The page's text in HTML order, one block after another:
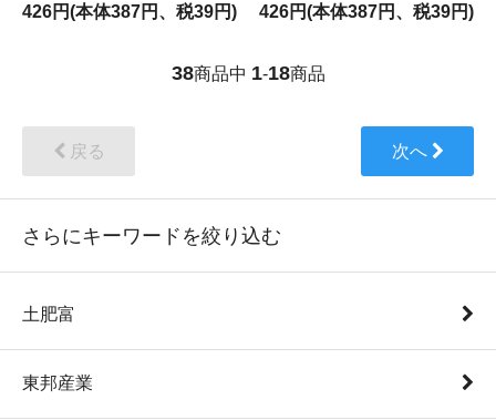
426円(本体387円、税39円)
426円(本体387円、税39円)
38商品中 1-18商品
戻る 次へ
さらにキーワードを絞り込む
土肥富
東邦産業